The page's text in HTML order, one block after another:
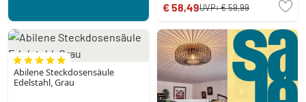
€ 58,49UVP:€ 59,99
Abilene Steckdosensäule
Edelstahl, Grau